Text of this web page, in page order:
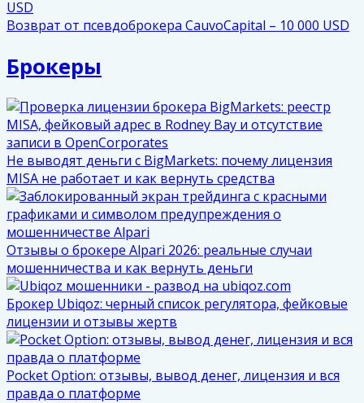
Возврат от псевдоброкера CauvoCapital – 10 000 USD
Брокеры
Не выводят деньги с BigMarkets: почему лицензия
MISA не работает и как вернуть средства
Отзывы о брокере Alpari 2026: реальные случаи
мошенничества и как вернуть деньги
Брокер Ubiqoz: черный список регулятора, фейковые
лицензии и отзывы жертв
Pocket Option: отзывы, вывод денег, лицензия и вся
правда о платформе